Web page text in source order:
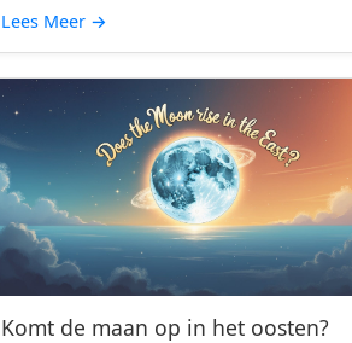
Lees Meer →
Komt de maan op in het oosten?